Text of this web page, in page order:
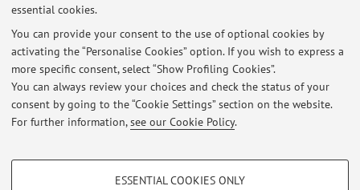
essential cookies.
You can provide your consent to the use of optional cookies by
activating the “Personalise Cookies” option. If you wish to express a
more specific consent, select “Show Profiling Cookies”.
You can always review your choices and check the status of your
consent by going to the “Cookie Settings” section on the website.
For further information,see our Cookie Policy.
PROFILING COOKIES - OPTIONAL
ESSENTIAL COOKIES ONLY
Latest news
At the moment no news are available.